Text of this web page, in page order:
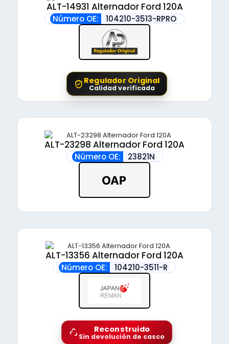
ALT-14931 Alternador Ford 120A
Número OE: 104210-3513-RPRO
Regulador Original
Calidad verificada
ALT-23298 Alternador Ford 120A
Número OE: 23821N
ALT-13356 Alternador Ford 120A
Número OE: 104210-3511-R
Reconstruido
Sin devolución de casco